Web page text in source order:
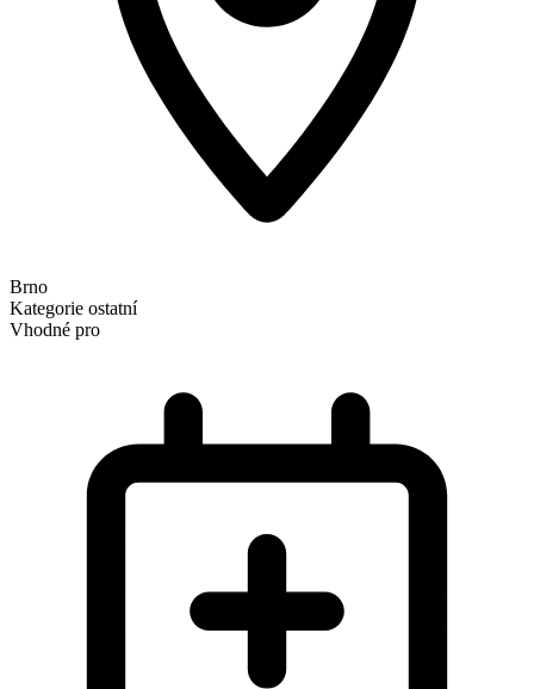
Brno
Kategorie ostatní
Vhodné pro